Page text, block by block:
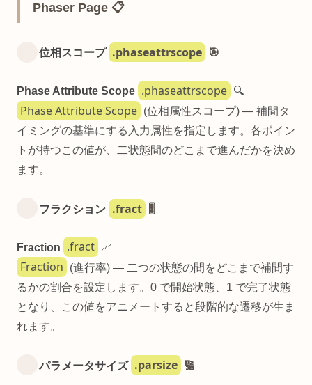
Phaser Page 📋
位相スコープ .phaseattrscope 🎯
Phase Attribute Scope .phaseattrscope 🔍
Phase Attribute Scope
(位相属性スコープ) — 補間タ
イミングの基準にする入力属性を指定します。各ポイン
トが持つこの値が、二状態間のどこまで進んだかを決め
ます。
フラクション .fract 🎚️
Fraction .fract 📈
Fraction
(進行率) — 二つの状態の間をどこまで補間す
るかの割合を設定します。0 で開始状態、1 で完了状態
となり、この値をアニメートすると段階的な遷移が生ま
れます。
パラメータサイズ .parsize 🔢